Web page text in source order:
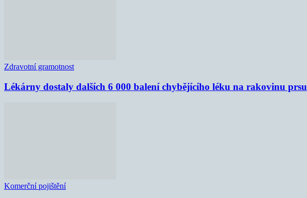
Zdravotní gramotnost
Lékárny dostaly dalších 6 000 balení chybějícího léku na rakovinu prsu
Komerční pojištění